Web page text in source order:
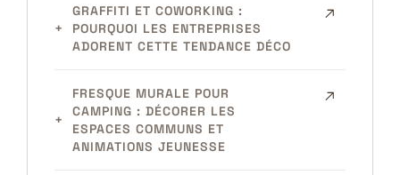
GRAFFITI ET COWORKING :
POURQUOI LES ENTREPRISES
ADORENT CETTE TENDANCE DÉCO
FRESQUE MURALE POUR
CAMPING : DÉCORER LES
ESPACES COMMUNS ET
ANIMATIONS JEUNESSE